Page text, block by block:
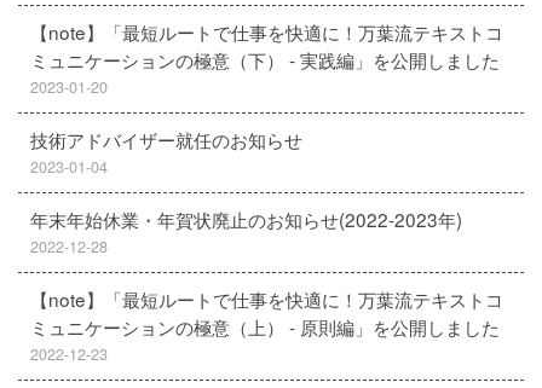
【note】「最短ルートで仕事を快適に！万葉流テキストコ
ミュニケーションの極意（下） - 実践編」を公開しました
2023-01-20
技術アドバイザー就任のお知らせ
2023-01-04
年末年始休業・年賀状廃止のお知らせ(2022-2023年)
2022-12-28
【note】「最短ルートで仕事を快適に！万葉流テキストコ
ミュニケーションの極意（上） - 原則編」を公開しました
2022-12-23